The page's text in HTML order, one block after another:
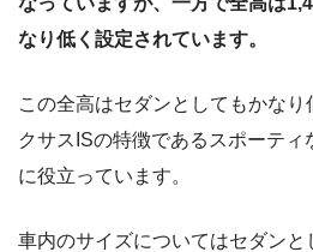
なり低く設定されています。
この全高はセダンとしてもかな
クサスISの特徴であるスポーティ
に役立っています。
車内のサイズについてはセダン